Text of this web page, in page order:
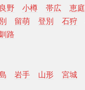
野 小樽 帯広 恵庭
留萌 登別 石狩
路
岩手 山形 宮城